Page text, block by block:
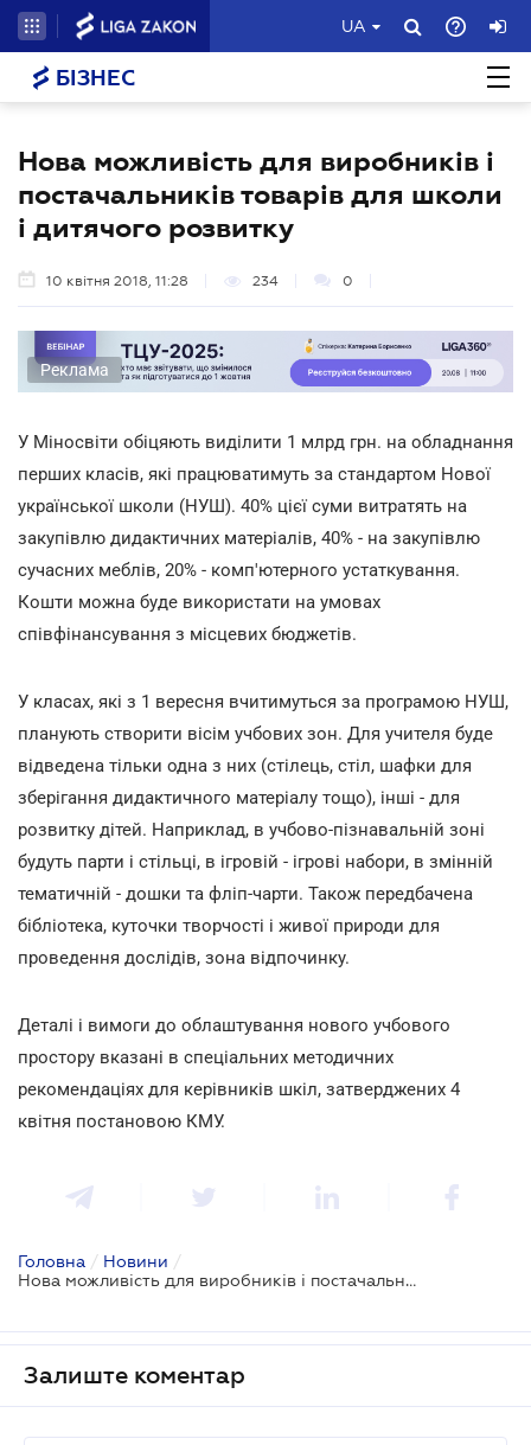
UA
БІЗНЕС
Нова можливість для виробників і
постачальників товарів для школи
і дитячого розвитку
10 квітня 2018, 11:28 234 0
Реклама
У Міносвіти обіцяють виділити 1 млрд грн. на обладнання
перших класів, які працюватимуть за стандартом Нової
української школи (НУШ). 40% цієї суми витратять на
закупівлю дидактичних матеріалів, 40% - на закупівлю
сучасних меблів, 20% - комп'ютерного устаткування.
Кошти можна буде використати на умовах
співфінансування з місцевих бюджетів.
У класах, які з 1 вересня вчитимуться за програмою НУШ,
планують створити вісім учбових зон. Для учителя буде
відведена тільки одна з них (стілець, стіл, шафки для
зберігання дидактичного матеріалу тощо), інші - для
розвитку дітей. Наприклад, в учбово-пізнавальній зоні
будуть парти і стільці, в ігровій - ігрові набори, в змінній
тематичній - дошки та фліп-чарти. Також передбачена
бібліотека, куточки творчості і живої природи для
проведення дослідів, зона відпочинку.
Деталі і вимоги до облаштування нового учбового
простору вказані в спеціальних методичних
рекомендаціях для керівників шкіл, затверджених 4
квітня постановою КМУ.
Головна / Новини /
Нова можливість для виробників і постачальників товарів для школи і дитячого розвитку
Залиште коментар